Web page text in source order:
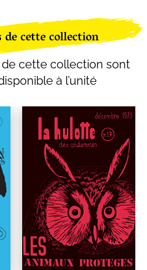
cette collection
cette collection sont
à l’unité